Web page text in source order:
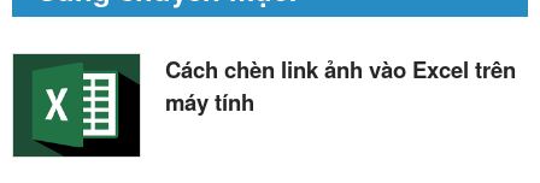
Cách chèn link ảnh vào Excel trên
máy tính